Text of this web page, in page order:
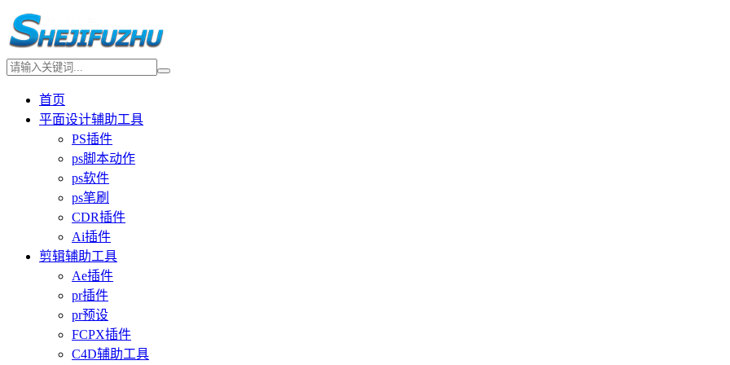
首页
平面设计辅助工具
PS插件
ps脚本动作
ps软件
ps笔刷
CDR插件
Ai插件
剪辑辅助工具
Ae插件
pr插件
pr预设
FCPX插件
C4D辅助工具